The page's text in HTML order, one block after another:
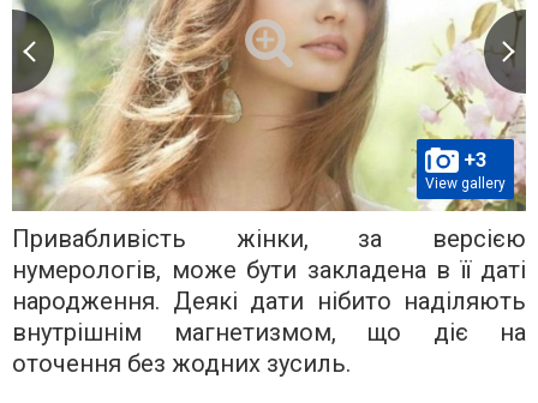
+3
View gallery
Привабливість жінки, за версією
нумерологів, може бути закладена в її даті
народження. Деякі дати нібито наділяють
внутрішнім магнетизмом, що діє на
оточення без жодних зусиль.